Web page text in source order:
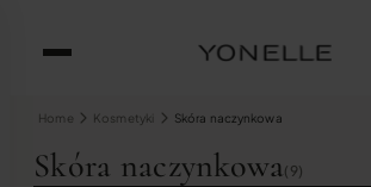
Home Kosmetyki Skóra naczynkowa
Skóra naczynkowa (9)